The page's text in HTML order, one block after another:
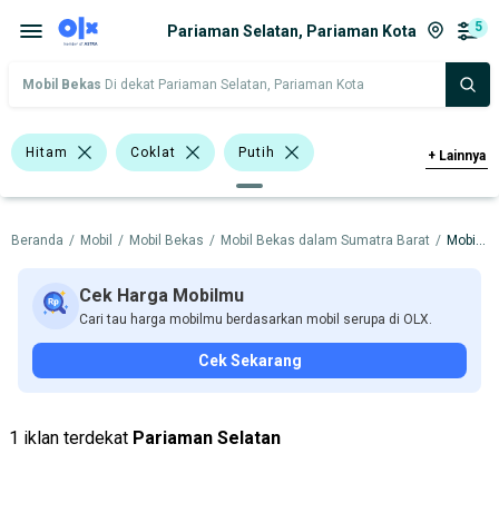
Pariaman Selatan, Pariaman Kota 5
Mobil Bekas Di dekat Pariaman Selatan, Pariaman Kota
Hitam Coklat Putih
>1.500 - 2.000 Cc Minibus
Double Cabin Suzuki APV
Suzuki Carry Hyundai
Tipe Bodi Tipe Membership
+ Lainnya
Beranda / Mobil / Mobil Bekas / Mobil Bekas dalam Sumatra Barat / Mobil Bekas dalam Pariaman Kota
Cek Harga Mobilmu
Cari tau harga mobilmu berdasarkan mobil serupa di OLX.
Cek Sekarang
1 iklan terdekat Pariaman Selatan